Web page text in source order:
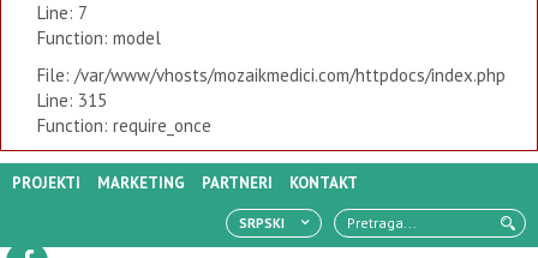
Line: 7
Function: model
File: /var/www/vhosts/mozaikmedici.com/httpdocs/index.php
Line: 315
Function: require_once
PROJEKTI MARKETING PARTNERI KONTAKT
SRPSKI